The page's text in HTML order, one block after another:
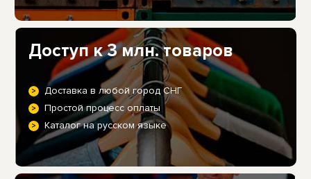
Доступ к 3 млн. товаров
Доставка в любой город СНГ
Простой процесс оплаты
Каталог на русском языке